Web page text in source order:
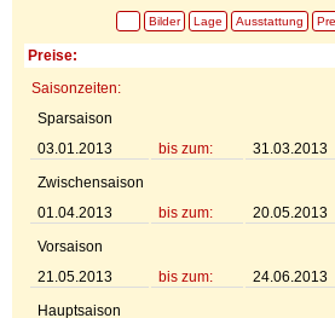
Bilder Lage Ausstattung
Preise:
Saisonzeiten:
Sparsaison
03.01.2013
bis zum:
31.03.2013
Zwischensaison
01.04.2013
bis zum:
20.05.2013
Vorsaison
21.05.2013
bis zum:
24.06.2013
Hauptsaison